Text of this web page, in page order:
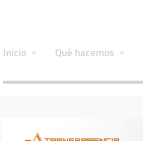
Inicio Qué hacemos